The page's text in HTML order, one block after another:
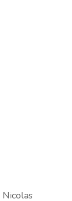
Nicolas